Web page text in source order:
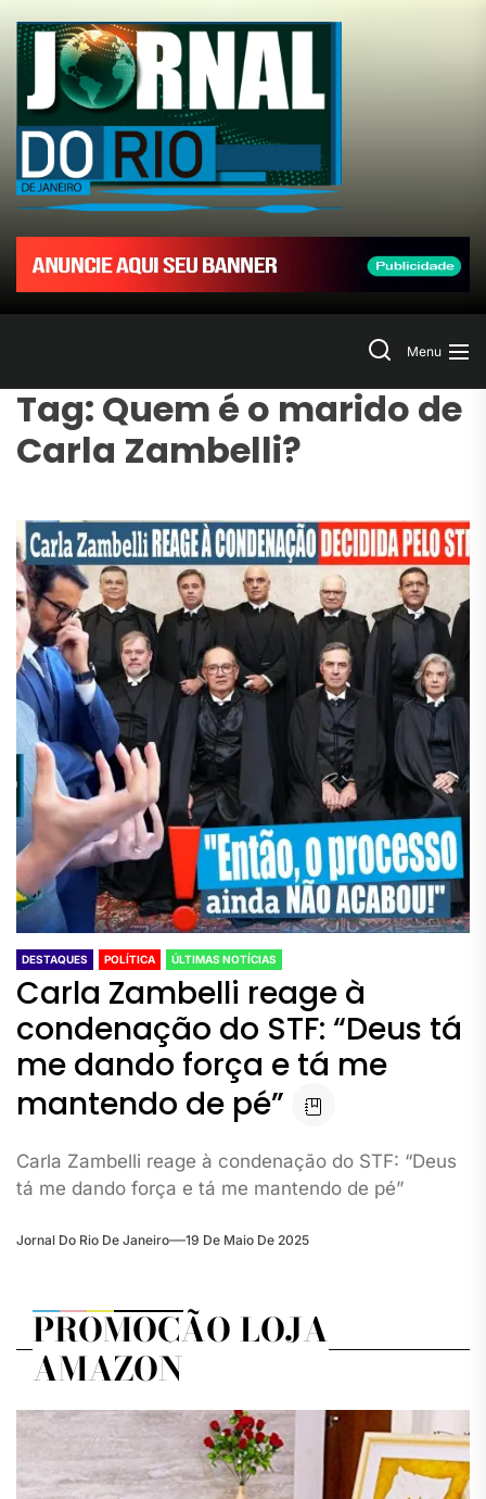
the
content
Jornal
do
Rio
de
SearchMenu
Tag: Quem é o marido de
Carla Zambelli?
DESTAQUES POLÍTICA ÚLTIMAS NOTÍCIAS
Carla Zambelli reage à
condenação do STF: “Deus tá
me dando força e tá me
mantendo de pé”
Carla Zambelli reage à condenação do STF: “Deus
tá me dando força e tá me mantendo de pé”
Jornal Do Rio De Janeiro 19 De Maio De 2025
PROMOÇÃO LOJA
AMAZON